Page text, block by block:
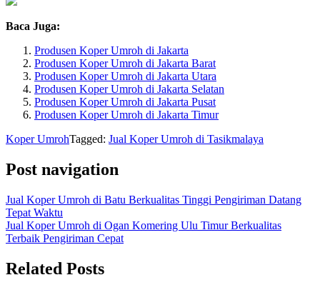
Baca Juga:
Produsen Koper Umroh di Jakarta
Produsen Koper Umroh di Jakarta Barat
Produsen Koper Umroh di Jakarta Utara
Produsen Koper Umroh di Jakarta Selatan
Produsen Koper Umroh di Jakarta Pusat
Produsen Koper Umroh di Jakarta Timur
Koper UmrohTagged: Jual Koper Umroh di Tasikmalaya
Post navigation
Jual Koper Umroh di Batu Berkualitas Tinggi Pengiriman Datang
Tepat Waktu
Jual Koper Umroh di Ogan Komering Ulu Timur Berkualitas
Terbaik Pengiriman Cepat
Related Posts